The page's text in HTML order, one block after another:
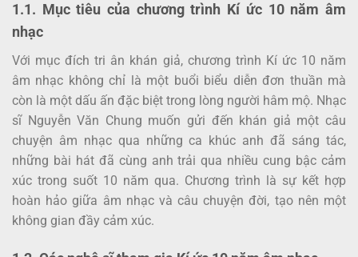
1.1. Mục tiêu của chương trình Kí ức 10 năm âm
nhạc
Với mục đích tri ân khán giả, chương trình Kí ức 10 năm
âm nhạc không chỉ là một buổi biểu diễn đơn thuần mà
còn là một dấu ấn đặc biệt trong lòng người hâm mộ. Nhạc
sĩ Nguyễn Văn Chung muốn gửi đến khán giả một câu
chuyện âm nhạc qua những ca khúc anh đã sáng tác,
những bài hát đã cùng anh trải qua nhiều cung bậc cảm
xúc trong suốt 10 năm qua. Chương trình là sự kết hợp
hoàn hảo giữa âm nhạc và câu chuyện đời, tạo nên một
không gian đầy cảm xúc.